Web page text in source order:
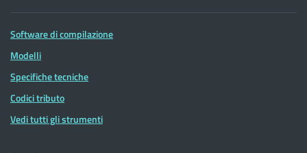
Software di compilazione
Modelli
Specifiche tecniche
Codici tributo
Vedi tutti gli strumenti